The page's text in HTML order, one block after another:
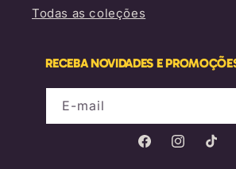
Todas as coleções
RECEBA NOVIDADES E
E-mail
FacebookInstagramTikTok